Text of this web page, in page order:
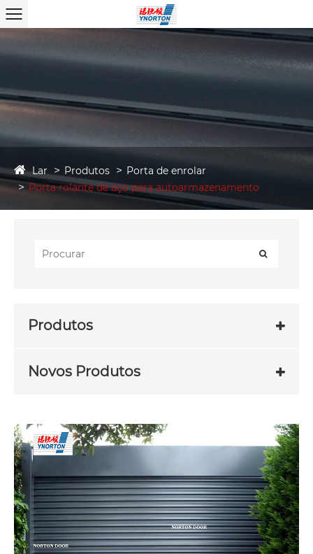
Lar Produtos
Porta de enrolar
Porta rolante de aço para autoarmazenamento
Produtos
Novos Produtos